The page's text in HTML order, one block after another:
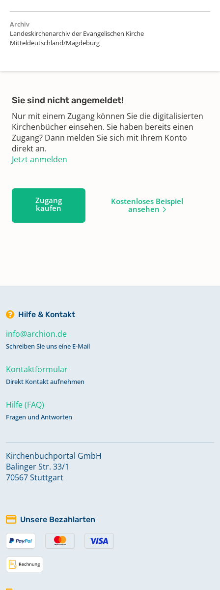
Archiv
Landeskirchenarchiv der Evangelischen Kirche
Mitteldeutschland/Magdeburg
Sie sind nicht angemeldet!
Nur mit einem Zugang können Sie die digitalisierten
Kirchenbücher einsehen. Sie haben bereits einen
Zugang? Dann melden Sie sich mit Ihrem Konto
direkt an.
Jetzt anmelden
Zugang
kaufen
Kostenloses Beispiel
ansehen
Hilfe & Kontakt
info@archion.de
Schreiben Sie uns eine E-Mail
Kontaktformular
Direkt Kontakt aufnehmen
Hilfe (FAQ)
Fragen und Antworten
Kirchenbuchportal GmbH
Balinger Str. 33/1
70567 Stuttgart
Unsere Bezahlarten